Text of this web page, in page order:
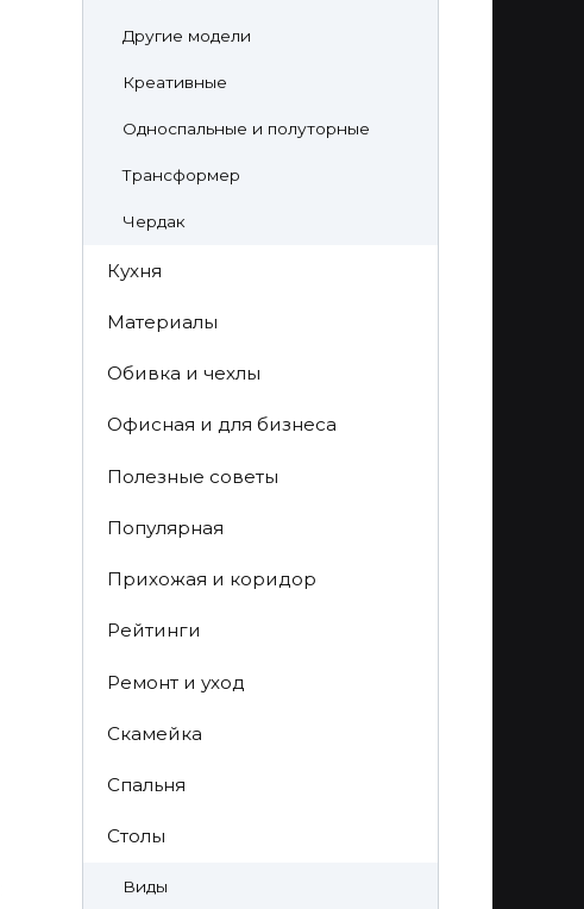
Другие модели
Креативные
Односпальные и полуторные
Трансформер
Чердак
Кухня
Материалы
Обивка и чехлы
Офисная и для бизнеса
Полезные советы
Популярная
Прихожая и коридор
Рейтинги
Ремонт и уход
Скамейка
Спальня
Столы
Виды